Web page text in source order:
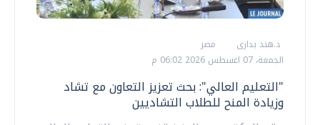
د.هند بدارى
مصر
الجمعة، 07 اغسطس 2026 06:02 م
"التعليم العالي": بحث تعزيز التعاون مع تشاد
وزيادة المنح للطلاب التشاديين